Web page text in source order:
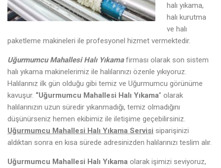
halı yıkama,
halı kurutma
ve halı
paketleme makineleri ile profesyonel hizmet vermektedir.
Uğurmumcu Mahallesi Halı Yıkamafirması olarak son sistem
halı yıkama makinelerimiz ile halılarınızı özenle yıkıyoruz.
Halılarınız ilk gün olduğu gibi temiz ve Uğurmumcu görünüme
kavuşur. “Uğurmumcu Mahallesi Halı Yıkama” olarak
halılarınızın uzun süredir yıkanmadığı, temiz olmadığını
düşünürseniz hemen ekibimiz ile iletişime geçebilirsiniz.
Uğurmumcu Mahallesi Halı Yıkama Servisi siparişinizi
aldıktan sonra en kısa sürede adresinizden halılarınızı teslim alır.
Uğurmumcu Mahallesi Halı Yıkama olarak işimizi seviyoruz,